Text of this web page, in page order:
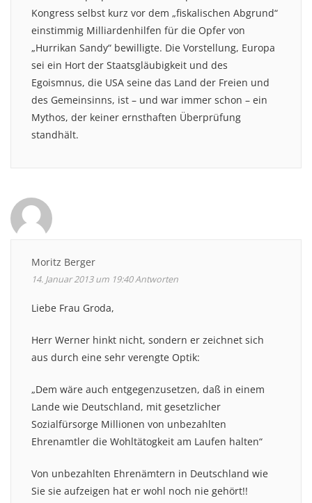
Kongress selbst kurz vor dem „fiskalischen Abgrund“
einstimmig Milliardenhilfen für die Opfer von
„Hurrikan Sandy“ bewilligte. Die Vorstellung, Europa
sei ein Hort der Staatsgläubigkeit und des
Egoismnus, die USA seine das Land der Freien und
des Gemeinsinns, ist – und war immer schon – ein
Mythos, der keiner ernsthaften Überprüfung
standhält.
Moritz Berger
14. Januar 2013 um 19:40Antworten
Liebe Frau Groda,
Herr Werner hinkt nicht, sondern er zeichnet sich
aus durch eine sehr verengte Optik:
„Dem wäre auch entgegenzusetzen, daß in einem
Lande wie Deutschland, mit gesetzlicher
Sozialfürsorge Millionen von unbezahlten
Ehrenamtler die Wohltätogkeit am Laufen halten“
Von unbezahlten Ehrenämtern in Deutschland wie
Sie sie aufzeigen hat er wohl noch nie gehört!!